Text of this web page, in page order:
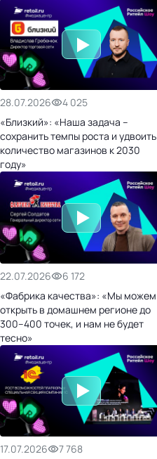
28.07.2026
4 025
«Близкий»: «Наша задача –
сохранить темпы роста и удвоить
количество магазинов к 2030
году»
22.07.2026
6 172
«Фабрика качества»: «Мы можем
открыть в домашнем регионе до
300–400 точек, и нам не будет
тесно»
17.07.2026
7 768